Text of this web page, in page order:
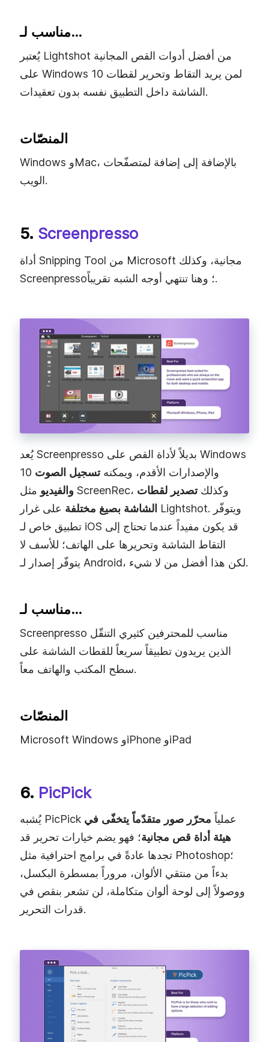
مناسب لـ…
يُعتبر Lightshot من أفضل أدوات القص المجانية
على Windows 10 لمن يريد التقاط وتحرير لقطات
الشاشة داخل التطبيق نفسه بدون تعقيدات.
المنصّات
Windows وMac، بالإضافة إلى إضافة لمتصفّحات
الويب.
5. Screenpresso
أداة Snipping Tool من Microsoft مجانية، وكذلك
Screenpresso؛ وهنا تنتهي أوجه الشبه تقريباً.
يُعد Screenpresso بديلاً لأداة القص على Windows
10 والإصدارات الأقدم، ويمكنهتسجيل الصوت
والفيديو
مثل ScreenRec، وكذلكتصدير لقطات
الشاشة بصيغ مختلفة على غرار Lightshot. ويتوفّر
تطبيق خاص لـ iOS قد يكون مفيداً عندما تحتاج إلى
التقاط الشاشة وتحريرها على الهاتف؛ للأسف لا
يتوفّر إصدار لـ Android، لكن هذا أفضل من لا شيء.
مناسب لـ…
Screenpresso مناسب للمحترفين كثيري التنقّل
الذين يريدون تطبيقاً سريعاً للقطات الشاشة على
سطح المكتب والهاتف معاً.
المنصّات
Microsoft Windows وiPhone وiPad
6. PicPick
يُشبه PicPick عملياً محرّر صور متقدّماً يتخفّى في
هيئة أداة قص مجانية؛ فهو يضم خيارات تحرير قد
تجدها عادةً في برامج احترافية مثل Photoshop؛
بدءاً من منتقي الألوان، مروراً بمسطرة البكسل،
ووصولاً إلى لوحة ألوان متكاملة، لن تشعر بنقص في
قدرات التحرير.